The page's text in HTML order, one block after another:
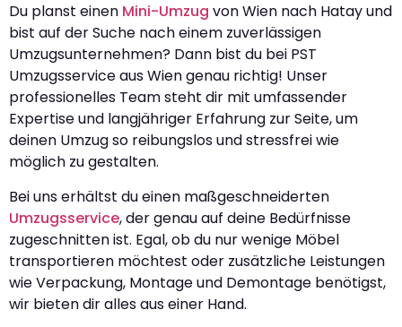
Du planst einen Mini-Umzug von Wien nach Hatay und
bist auf der Suche nach einem zuverlässigen
Umzugsunternehmen? Dann bist du bei PST
Umzugsservice aus Wien genau richtig! Unser
professionelles Team steht dir mit umfassender
Expertise und langjähriger Erfahrung zur Seite, um
deinen Umzug so reibungslos und stressfrei wie
möglich zu gestalten.
Bei uns erhältst du einen maßgeschneiderten
Umzugsservice, der genau auf deine Bedürfnisse
zugeschnitten ist. Egal, ob du nur wenige Möbel
transportieren möchtest oder zusätzliche Leistungen
wie Verpackung, Montage und Demontage benötigst,
wir bieten dir alles aus einer Hand.